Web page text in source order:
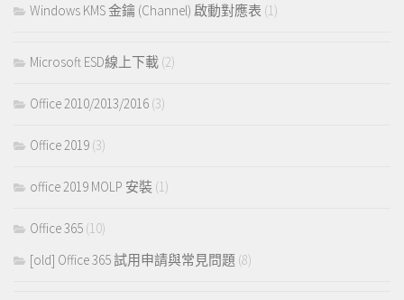
Windows KMS 金鑰 (Channel) 啟動對應表 (1)
Microsoft ESD線上下載 (2)
Office 2010/2013/2016 (3)
Office 2019 (3)
office 2019 MOLP 安裝 (1)
Office 365 (10)
[old] Office 365 試用申請與常見問題 (8)